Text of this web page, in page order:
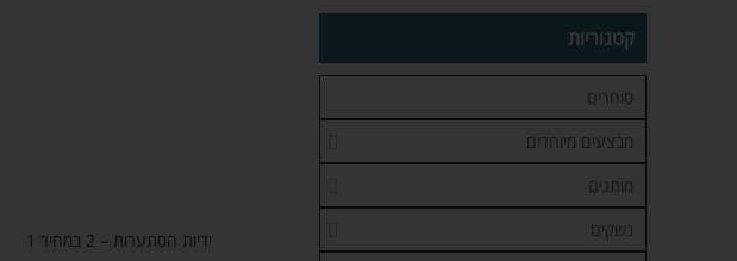
ידיות הסתערות – 2 במחיר 1
קטגוריות
סוחרים
מבצעים מיוחדים
מותגים
נשקים